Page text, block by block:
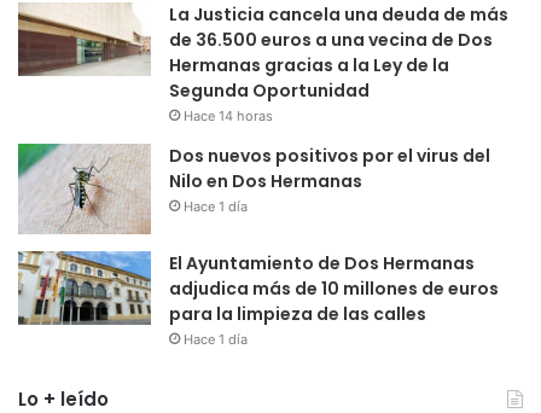
La Justicia cancela una deuda de más
de 36.500 euros a una vecina de Dos
Hermanas gracias a la Ley de la
Segunda Oportunidad
Hace 14 horas
Dos nuevos positivos por el virus del
Nilo en Dos Hermanas
Hace 1 día
El Ayuntamiento de Dos Hermanas
adjudica más de 10 millones de euros
para la limpieza de las calles
Hace 1 día
Lo + leído